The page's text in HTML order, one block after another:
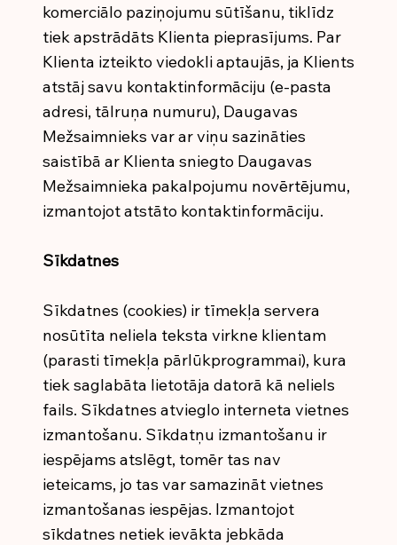
komerciālo paziņojumu sūtīšanu, tiklīdz
tiek apstrādāts Klienta pieprasījums. Par
Klienta izteikto viedokli aptaujās, ja Klients
atstāj savu kontaktinformāciju (e-pasta
adresi, tālruņa numuru), Daugavas
Mežsaimnieks var ar viņu sazināties
saistībā ar Klienta sniegto Daugavas
Mežsaimnieka pakalpojumu novērtējumu,
izmantojot atstāto kontaktinformāciju.
Sīkdatnes
Sīkdatnes (cookies) ir tīmekļa servera
nosūtīta neliela teksta virkne klientam
(parasti tīmekļa pārlūkprogrammai), kura
tiek saglabāta lietotāja datorā kā neliels
fails. Sīkdatnes atvieglo interneta vietnes
izmantošanu. Sīkdatņu izmantošanu ir
iespējams atslēgt, tomēr tas nav
ieteicams, jo tas var samazināt vietnes
izmantošanas iespējas. Izmantojot
sīkdatnes netiek ievākta jebkāda